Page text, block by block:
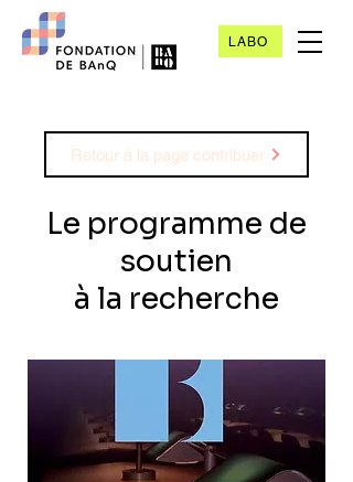
LABO
Retour à la page contribuer
Le programme de
soutien
à la recherche